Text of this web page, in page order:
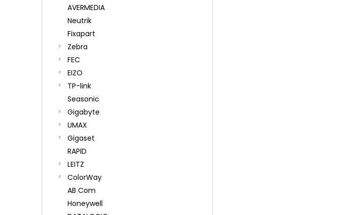
AVERMEDIA
Neutrik
Fixapart
Zebra
FEC
EIZO
TP-link
Seasonic
Gigabyte
UMAX
Gigaset
RAPID
LEITZ
ColorWay
AB Com
Honeywell